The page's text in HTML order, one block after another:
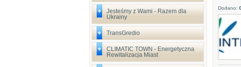
Jesteśmy z Wami - Razem dla
Ukrainy
TransGredio
CLIMATIC TOWN - Energetyczna
Rewitalizacja Miast
Dodano: